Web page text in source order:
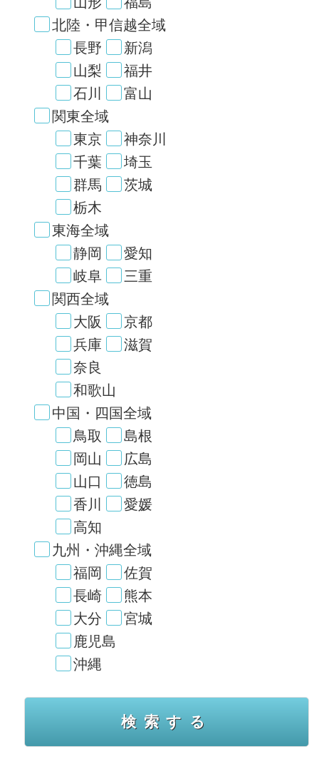
北陸・甲信越全域
長野
新潟
山梨
福井
石川
富山
関東全域
東京
神奈川
千葉
埼玉
群馬
茨城
栃木
東海全域
静岡
愛知
岐阜
三重
関西全域
大阪
京都
兵庫
滋賀
奈良
和歌山
中国・四国全域
鳥取
島根
岡山
広島
山口
徳島
香川
愛媛
高知
九州・沖縄全域
福岡
佐賀
長崎
熊本
大分
宮城
鹿児島
沖縄